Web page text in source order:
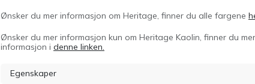
Ønsker du mer informasjon om Heritage, finner du alle fargene
Ønsker du mer informasjon kun om Heritage Kaolin, finner du mer
informasjon i denne linken.
Egenskaper